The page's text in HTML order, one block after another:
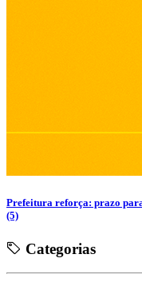
Prefeitura reforça: prazo
(5)
Categorias